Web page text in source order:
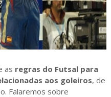
as regras do Futsal para
aos goleiros, de
Falaremos sobre